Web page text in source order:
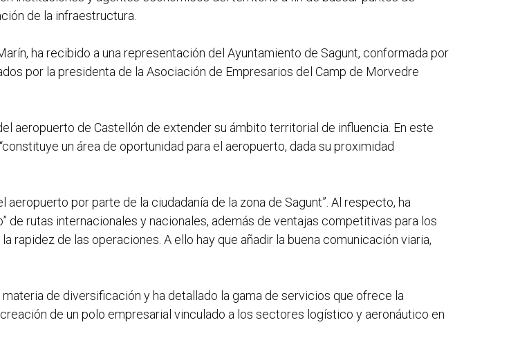
de la infraestructura.
ha recibido a una representación del Ayuntamiento de Sagunt, conformada por
por la presidenta de la Asociación de Empresarios del Camp de Morvedre
aeropuerto de Castellón de extender su ámbito territorial de influencia. En este
un área de oportunidad para el aeropuerto, dada su proximidad
por parte de la ciudadanía de la zona de Sagunt”. Al respecto, ha
de rutas internacionales y nacionales, además de ventajas competitivas para los
rapidez de las operaciones. A ello hay que añadir la buena comunicación viaria,
de diversificación y ha detallado la gama de servicios que ofrece la
de un polo empresarial vinculado a los sectores logístico y aeronáutico en